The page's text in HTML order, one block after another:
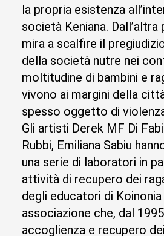
la propria esistenza
società Keniana.
mira a scalfire il
della società nutre nei
moltitudine di bambini e
vivono ai margini della
spesso oggetto di
Gli artisti Derek MF Di
Rubbi, Emiliana Sabiu
una serie di laboratori in
attività di recupero dei
degli educatori di
associazione che, dal
accoglienza e recupero